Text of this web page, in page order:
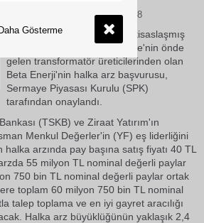
11 Haziran 2026 Perşembe 11:08
Elektrifikasyon sektöründe ihtisaslaşmış
yapısıyla öne çıkan ve Türkiye'nin önde
gelen transformatör üreticilerinden olan
Beta Enerji'nin halka arz başvurusu,
Sermaye Piyasası Kurulu (SPK)
tarafından onaylandı.
(TSKB) ve Ziraat Yatırım'ın
Menkul Değerler'in (YF) eş liderliğini
arzında pay başına satış fiyatı 40 TL
55 milyon TL nominal değerli paylar
750 bin TL nominal değerli paylar ortak
toplam 60 milyon 750 bin TL nominal
talep toplama ve en iyi gayret aracılığı
Halka arz büyüklüğünün yaklaşık 2,4
Gösterme